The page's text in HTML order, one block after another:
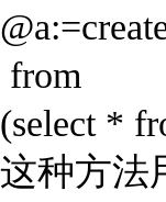
from
(select *
这种方法